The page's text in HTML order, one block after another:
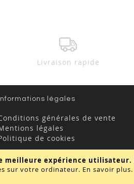
meilleure expérience utilisateur.
sur votre ordinateur. En savoir plus.
Livraison rapide
Informations légales
générales de vente
légales
de cookies